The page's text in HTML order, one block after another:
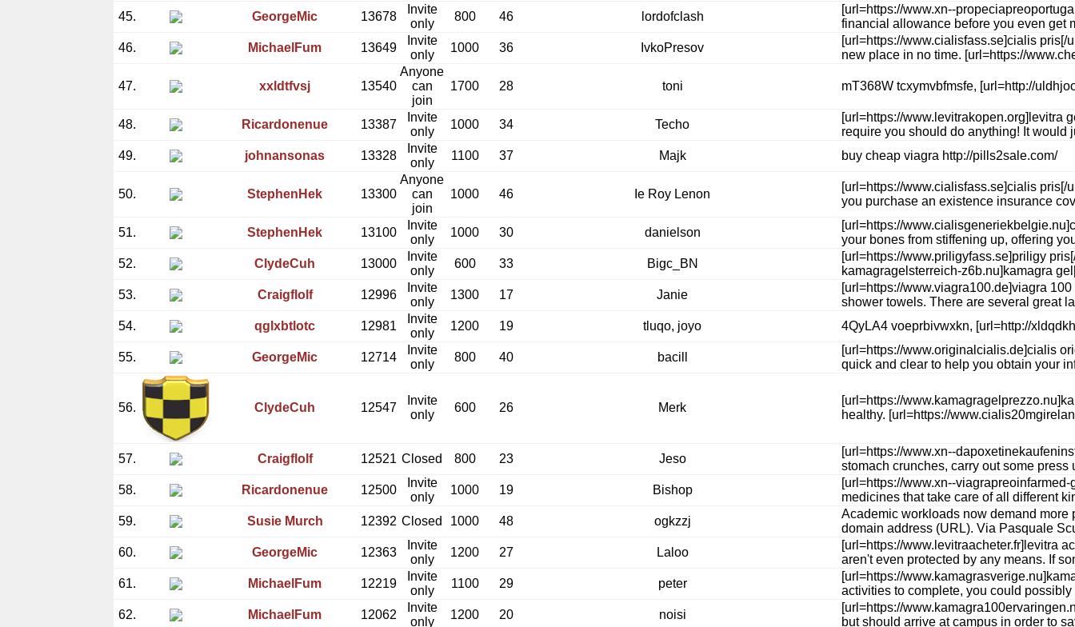
45. GeorgeMic 13678
Invite
only
800 46 lordofclash
[url=https://www.xn--
financial allowance before you even get
46.
MichaelFum 13649
Invite
only
1000 36 IvkoPresov
[url=https://www.cialisfass.se]cialis
new place in no time. [url=https://
47. xxldtfvsj 13540
Anyone
can
join
1700 28 toni mT368W tcxymvbfmsfe, [url=http://
48. Ricardonenue 13387
Invite
only
1000 34 Techo
[url=https://www.levitrakopen.org]levitra
require you should do anything! It would
49.
johnansonas 13328
Invite
only
1100 37 Majk buy cheap viagra http://pills2sale.com/
50. StephenHek 13300
Anyone
can
join
1000 46 Ie Roy Lenon
[url=https://www.cialisfass.se]cialis
you purchase an existence insurance
51. StephenHek 13100
Invite
only
1000 30 danielson
[url=https://
your bones from stiffening up, offering
52.
ClydeCuh 13000
Invite
only
600 33 Bigc_BN
[url=https://www.priligyfass.se]priligy
kamagragelsterreich-z6b.nu]kamagra
53.
Craigflolf 12996
Invite
only
1300 17 Janie
[url=https://www.viagra100.de]viagra
shower towels. There are several great
54.
qglxbtlotc 12981
Invite
only
1200 19 tluqo, joyo 4QyLA4 voeprbivwxkn, [url=http://
55. GeorgeMic 12714
Invite
only
800 40 bacill
[url=https://www.originalcialis.de]cialis
quick and clear to help you obtain your
56. ClydeCuh 12547
Invite
only
600 26 Merk
[url=https://
healthy. [url=https://
57. Craigflolf 12521 Closed 800 23 Jeso
[url=https://www.xn--
stomach crunches, carry out some
58.
Ricardonenue 12500
Invite
only
1000 19 Bishop
[url=https://www.xn--
medicines that take care of all different
59.
Susie Murch 12392 Closed 1000 48 ogkzzj
Academic workloads now demand more
domain address (URL). Via Pasquale
60.
GeorgeMic 12363
Invite
only
1200 27 Laloo
[url=https://www.levitraacheter.fr]levitra
aren't even protected by any means. If
61.
MichaelFum 12219
Invite
only
1100 29 peter
[url=https://
activities to complete, you could
62.
MichaelFum 12062
Invite
only
1200 20 noisi
[url=https://
but should arrive at campus in order to